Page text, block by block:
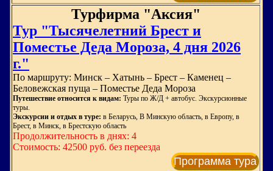
Турфирма "Аксия"
Тур "Тысячелетний Брест и
Поместье Деда Мороза, 4 дня 2026
г."
По маршруту: Минск – Хатынь – Брест – Каменец –
Беловежская пуща – Поместье Деда Мороза
Путешествие относится к видам: Туры по Ж/Д + автобус. Экскурсионные
туры.
Экскурсии и отдых в туре: в Беларусь, В Минскую область, в Европу, в
Брест, в Минск, в Брестскую область
Продолжительность в днях: 4
Стоимость: 42500 руб. без переезда
Программа тура